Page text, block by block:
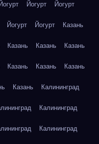
Йогурт Йогурт Йогурт
Йогурт Йогурт Казань
Казань Казань Казань
Казань Казань Казань
Казань Калининград
Калининград
Калининград